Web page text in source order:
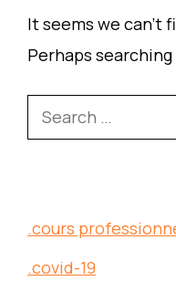
It seems we can’t
Perhaps
Search
for:
.cours
.covid-19